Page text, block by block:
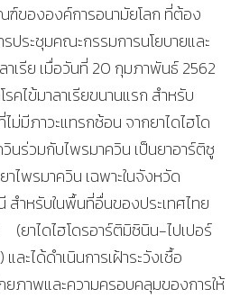
ฑ์ขององค์การอนามัยโลก ที่ต้อง
ประชุมคณะกรรมการนโยบายและ
าเรีย เมื่อวันที่ 20 กุมภาพันธ์ 2562
คไข้มาลาเรียขนานแรก สำหรับ
ม่มีภาวะแทรกซ้อน จากยาไดไฮโด
นร่วมกับไพรมาควิน เป็นยาอาร์ติซู
ไพรมาควิน เฉพาะในจังหวัด
สำหรับในพื้นที่อื่นของประเทศไทย
ยาไดไฮโดรอาร์ติมิซินิน-ไปเปอร์
ละได้ดำเนินการเฝ้าระวังเชื้อ
ยภาพและความครอบคลุมของการให้